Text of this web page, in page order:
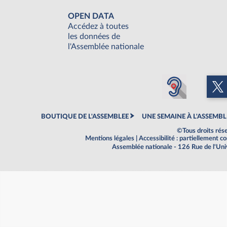
OPEN DATA
Accédez à toutes
les données de
l'Assemblée nationale
BOUTIQUE DE L'ASSEMBLEE UNE SEMAINE À
©Tous droits
Mentions légales
Accessibilité : partiellement
Assemblée nationale - 126 Rue de